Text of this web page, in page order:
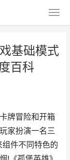
基础模式
百科
牌冒险和开箱
家扮演一名三
件不同特色的